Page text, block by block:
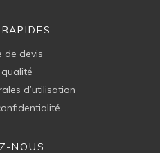
de devis
d’utilisation
NOUS